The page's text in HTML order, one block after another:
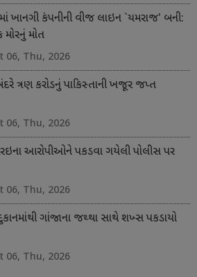
ખાનગી કંપનીની વીજ લાઇન `યમરાજ' બની:
મોત
06, Thu, 2026
ત્રણ કરોડનું પાકિસ્તાની ખજૂર જપ્ત
06, Thu, 2026
આરોપીઓને પકડવા ગયેલી પોલીસ પર
06, Thu, 2026
ગાંજાના જથ્થા સાથે શખ્સ પકડાયો
06, Thu, 2026